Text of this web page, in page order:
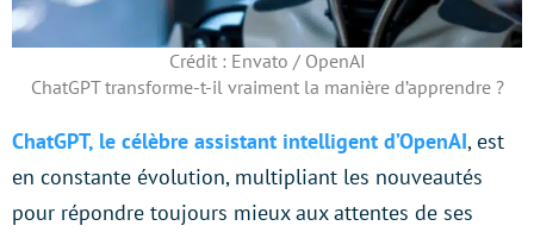
Crédit : Envato / OpenAI
ChatGPT transforme-t-il vraiment la manière d’apprendre ?
ChatGPT, le célèbre assistant intelligent d’OpenAI, est
en constante évolution, multipliant les nouveautés
pour répondre toujours mieux aux attentes de ses